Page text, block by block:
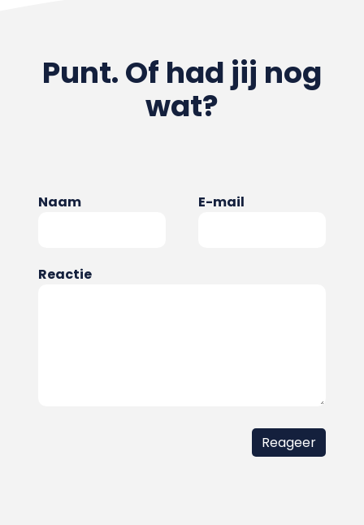
Punt. Of had jij nog
wat?
Naam E-mail
Reactie